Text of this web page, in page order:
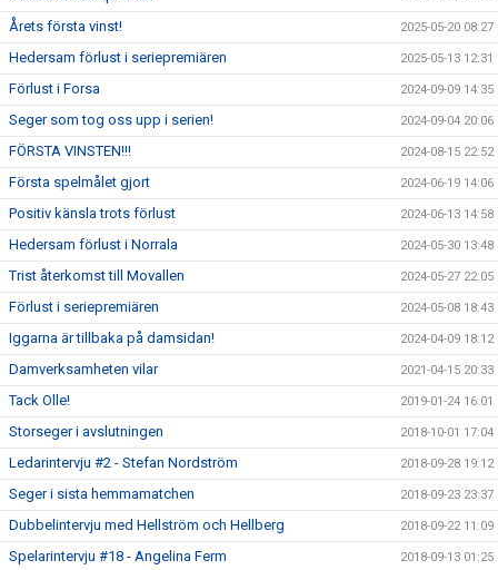
Årets första vinst! 2025-05-20 08:27
Hedersam förlust i seriepremiären 2025-05-13 12:31
Förlust i Forsa 2024-09-09 14:35
Seger som tog oss upp i serien! 2024-09-04 20:06
FÖRSTA VINSTEN!!! 2024-08-15 22:52
Första spelmålet gjort 2024-06-19 14:06
Positiv känsla trots förlust 2024-06-13 14:58
Hedersam förlust i Norrala 2024-05-30 13:48
Trist återkomst till Movallen 2024-05-27 22:05
Förlust i seriepremiären 2024-05-08 18:43
Iggarna är tillbaka på damsidan! 2024-04-09 18:12
Damverksamheten vilar 2021-04-15 20:33
Tack Olle! 2019-01-24 16:01
Storseger i avslutningen 2018-10-01 17:04
Ledarintervju #2 - Stefan Nordström 2018-09-28 19:12
Seger i sista hemmamatchen 2018-09-23 23:37
Dubbelintervju med Hellström och Hellberg 2018-09-22 11:09
Spelarintervju #18 - Angelina Ferm 2018-09-13 01:25